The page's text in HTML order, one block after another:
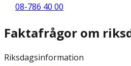
08-786 40 00
Faktafrågor om
Riksdagsinformation